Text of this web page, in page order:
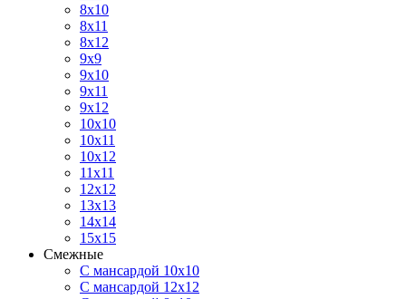
8х10
8х11
8х12
9х9
9х10
9х11
9х12
10х10
10х11
10х12
11х11
12х12
13х13
14х14
15х15
Смежные
С мансардой 10х10
С мансардой 12х12